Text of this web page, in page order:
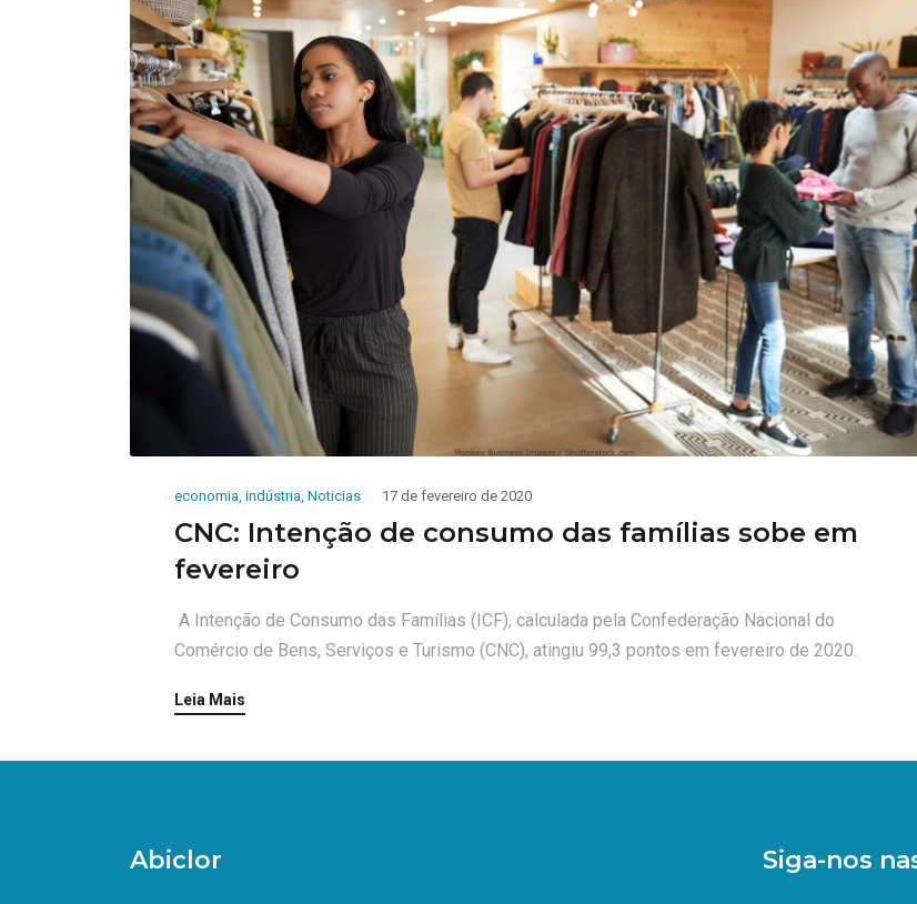
economia, indústria, Noticias 17 de fevereiro de 2020
CNC: Intenção de consumo das famílias sobe em
fevereiro
A Intenção de Consumo das Famílias (ICF), calculada pela Confederação Nacional do
Comércio de Bens, Serviços e Turismo (CNC), atingiu 99,3 pontos em fevereiro de 2020.
Leia Mais
Abiclor Siga-nos